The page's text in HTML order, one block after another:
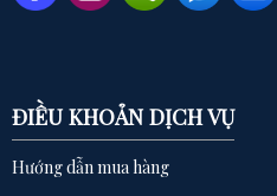
ĐIỀU KHOẢN DỊCH VỤ
Hướng dẫn mua hàng